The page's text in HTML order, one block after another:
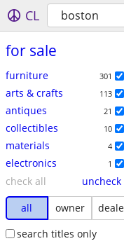
CL boston
for sale
furniture 301
arts & crafts 113
antiques 21
collectibles 10
materials 4
electronics 1
check all
uncheck
all
owner
search titles only